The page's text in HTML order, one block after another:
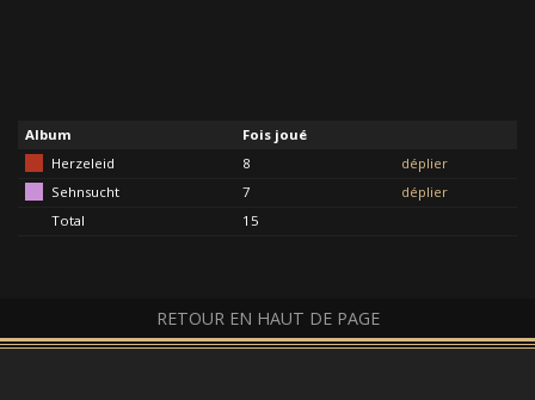
Album
Fois joué
Herzeleid
8
déplier
Sehnsucht
7
déplier
Total
15
RETOUR EN HAUT DE PAGE